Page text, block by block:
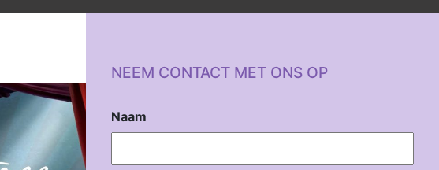
NEEM CONTACT MET ONS OP
Naam